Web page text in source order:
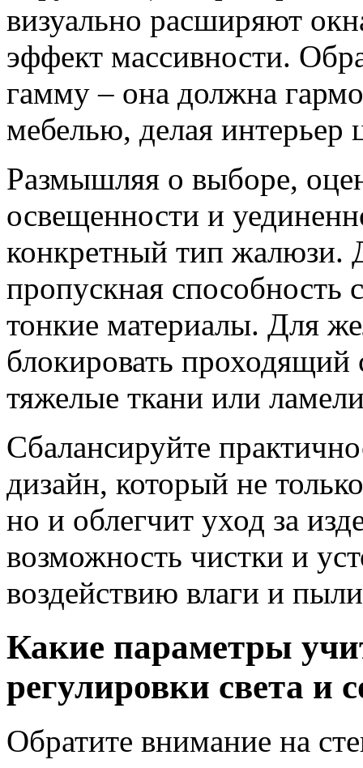
визуально расширяют
эффект массивности.
гамму – она должна
мебелью, делая интерьер
Размышляя о выборе,
освещенности и
конкретный тип жалюзи.
пропускная способность
тонкие материалы. Для
блокировать проходящий
тяжелые ткани или
Сбалансируйте
дизайн, который не
но и облегчит уход за
возможность чистки и
воздействию влаги и
Какие параметры
регулировки света и
Обратите внимание на